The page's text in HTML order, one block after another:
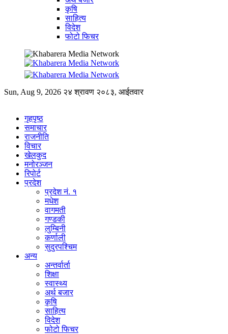
कृषि
साहित्य
विदेश
फोटो फिचर
Sun, Aug 9, 2026 २४ श्रावण २०८३, आईतवार
गृहपृष्ठ
समाचार
राजनीति
विचार
खेलकुद
मनोरञ्जन
रिपोर्ट
प्रदेश
प्रदेश नं. १
मधेश
वागमती
गण्डकी
लुम्बिनी
कर्णाली
सुदुरपश्चिम
अन्य
अन्तर्वार्ता
शिक्षा
स्वास्थ्य
अर्थ बजार
कृषि
साहित्य
विदेश
फोटो फिचर